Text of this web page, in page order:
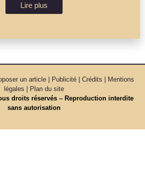
Lire plus
un article | Publicité | Crédits | Mentions
légales |
Plan du site
droits réservés – Reproduction interdite
sans autorisation